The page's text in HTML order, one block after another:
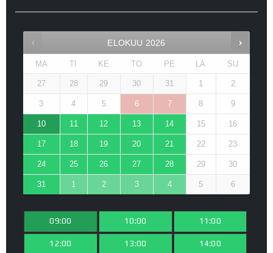
ELOKUU 2026
MA TI KE TO PE LA SU
27 28 29 30 31 1 2
3 4 5 6 7 8 9
10 11 12 13 14 15 16
17 18 19 20 21 22 23
24 25 26 27 28 29 30
31 1 2 3 4 5 6
09:00 10:00 11:00
12:00 13:00 14:00